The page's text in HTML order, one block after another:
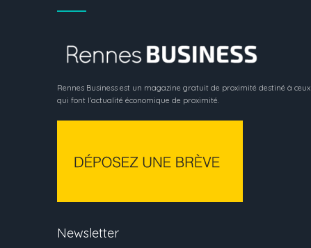
Rennes Business est un magazine gratuit de proximité destiné à ceux
qui font l’actualité économique de proximité.
Newsletter